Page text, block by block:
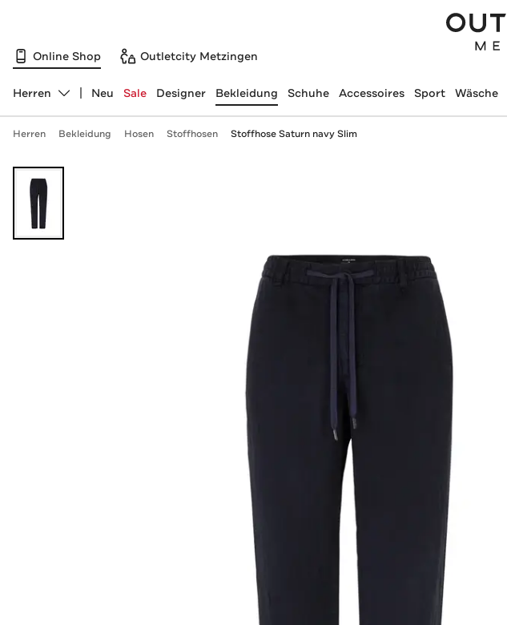
Online Shop Outletcity Metzingen
Abteilung ändern, ausgewählt:
Herren Neu Sale Designer Bekleidung Schuhe Accessoires Sport Wäsche
Herren Bekleidung Hosen Stoffhosen Stoffhose Saturn navy Slim